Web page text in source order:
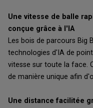
Une vitesse de balle
conçue grâce à l'IA
Les bois de parcours Big
technologies d'IA de
vitesse sur toute la face.
de manière unique afin
Une distance facilitée